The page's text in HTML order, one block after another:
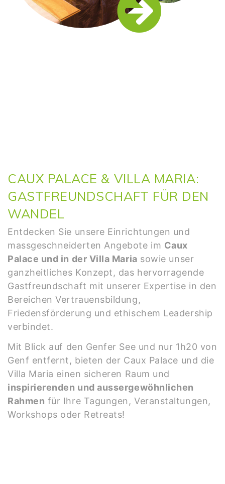
CAUX PALACE & VILLA MARIA:
GASTFREUNDSCHAFT FÜR DEN
WANDEL
Entdecken Sie unsere Einrichtungen und
massgeschneiderten Angebote im Caux
Palace und in der Villa Maria sowie unser
ganzheitliches Konzept, das hervorragende
Gastfreundschaft mit unserer Expertise in den
Bereichen Vertrauensbildung,
Friedensförderung und ethischem Leadership
verbindet.
Mit Blick auf den Genfer See und nur 1h20 von
Genf entfernt, bieten der Caux Palace und die
Villa Maria einen sicheren Raum und
inspirierenden und aussergewöhnlichen
Rahmen für Ihre Tagungen, Veranstaltungen,
Workshops oder Retreats!